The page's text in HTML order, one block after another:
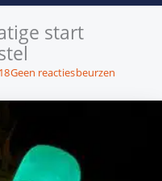
start
Geen reactiesbeurzen